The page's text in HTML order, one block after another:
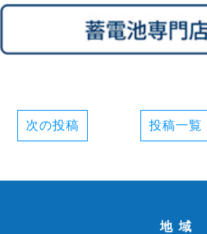
次の投稿 投稿一覧
地域